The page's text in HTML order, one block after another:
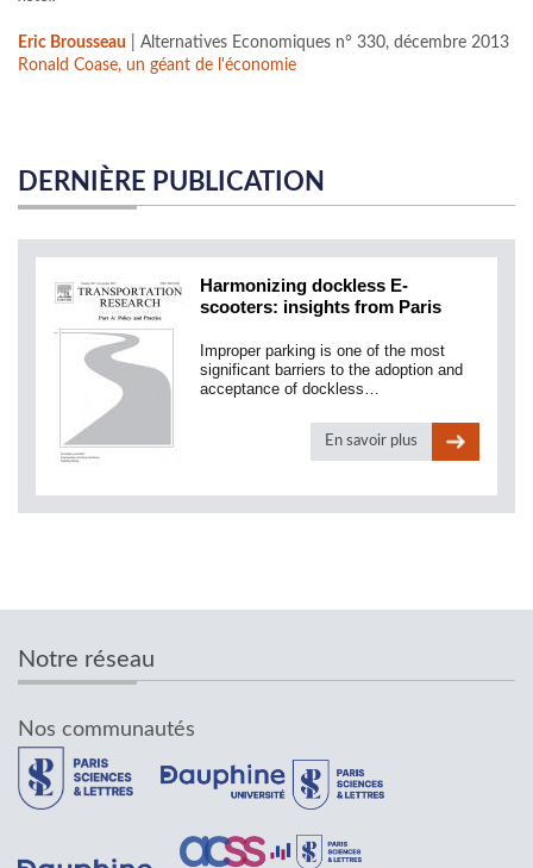
Eric Brousseau | Alternatives Economiques n° 330, décembre 2013
Ronald Coase, un géant de l'économie
DERNIÈRE PUBLICATION
Harmonizing dockless E-
scooters: insights from Paris
Improper parking is one of the most
significant barriers to the adoption and
acceptance of dockless…
En savoir plus
Notre réseau
Nos communautés